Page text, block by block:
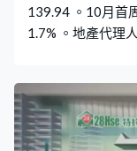
139.94 。10月首
1.7% 。地產代理